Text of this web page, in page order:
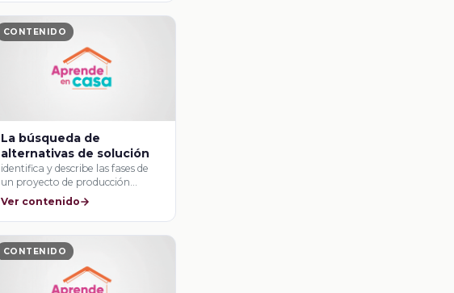
CONTENIDO
La búsqueda de
alternativas de solución
identifica y describe las fases de
un proyecto de producción
industrial.
Ver contenido
CONTENIDO